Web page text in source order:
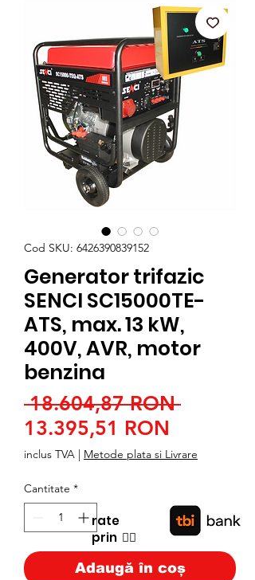
Cod SKU: 6426390839152
Generator trifazic
SENCI SC15000TE-
ATS, max. 13 kW,
400V, AVR, motor
benzina
18.604,87 RON Preț
13.395,51 RON
redus
inclus TVA | Metode plata si Livrare
Cantitate *
Adaugă în coș
rate
prin 👉🏿